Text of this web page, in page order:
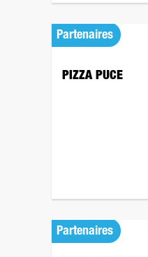
Partenaires
PIZZA PUCE
Partenaires